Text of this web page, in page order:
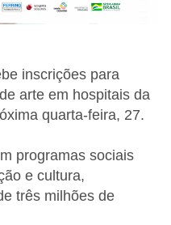
inscrições para
arte em hospitais da
quarta-feira, 27.
programas sociais
e cultura,
três milhões de